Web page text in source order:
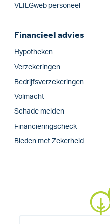
VLIEGweb personeel
Financieel advies
Hypotheken
Verzekeringen
Bedrijfs­verzekeringen
Volmacht
Schade melden
Financieringscheck
Bieden met Zekerheid